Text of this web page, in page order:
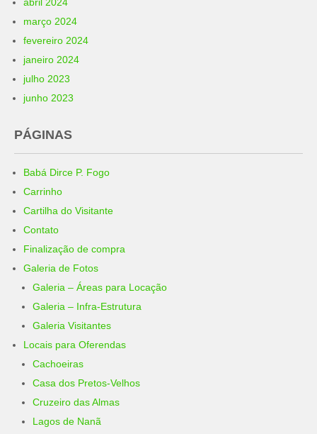
março 2024
fevereiro 2024
janeiro 2024
julho 2023
junho 2023
PÁGINAS
Babá Dirce P. Fogo
Carrinho
Cartilha do Visitante
Contato
Finalização de compra
Galeria de Fotos
Galeria – Áreas para Locação
Galeria – Infra-Estrutura
Galeria Visitantes
Locais para Oferendas
Cachoeiras
Casa dos Pretos-Velhos
Cruzeiro das Almas
Lagos de Nanã